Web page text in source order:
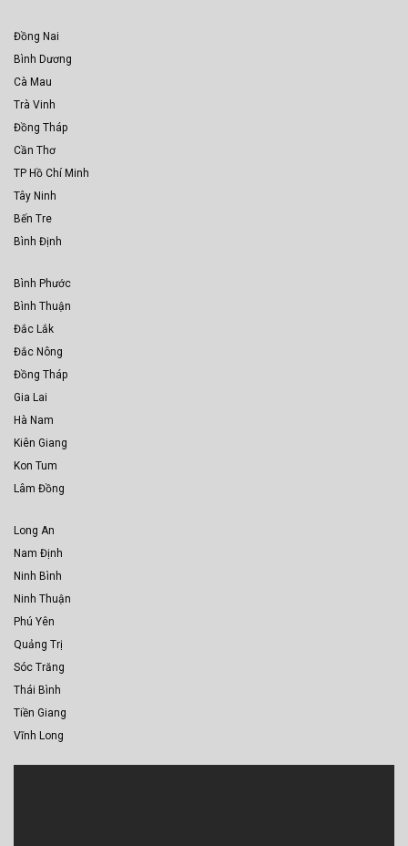
Đồng Nai
Bình Dương
Cà Mau
Trà Vinh
Đồng Tháp
Cần Thơ
TP Hồ Chí Minh
Tây Ninh
Bến Tre
Bình Định
Bình Phước
Bình Thuận
Đắc Lắk
Đắc Nông
Đồng Tháp
Gia Lai
Hà Nam
Kiên Giang
Kon Tum
Lâm Đồng
Long An
Nam Định
Ninh Bình
Ninh Thuận
Phú Yên
Quảng Trị
Sóc Trăng
Thái Bình
Tiền Giang
Vĩnh Long